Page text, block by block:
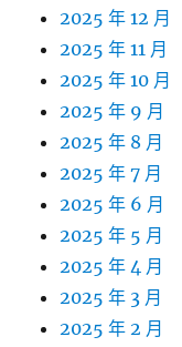
2025 年 12 月
2025 年 11 月
2025 年 10 月
2025 年 9 月
2025 年 8 月
2025 年 7 月
2025 年 6 月
2025 年 5 月
2025 年 4 月
2025 年 3 月
2025 年 2 月